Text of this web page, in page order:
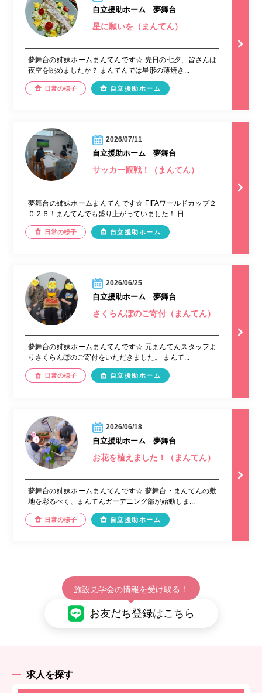
自立援助ホーム 夢舞台
星に願いを（まんてん）
夢舞台の姉妹ホームまんてんです☆ 先日の七夕、皆さんは
夜空を眺めましたか？ まんてんでは星形の薄焼き...
日常の様子 自立援助ホーム
2026/07/11
自立援助ホーム 夢舞台
サッカー観戦！（まんてん）
夢舞台の姉妹ホームまんてんです☆ FIFAワールドカップ２
０２６！まんてんでも盛り上がっていました！ 日...
日常の様子 自立援助ホーム
2026/06/25
自立援助ホーム 夢舞台
さくらんぼのご寄付（まんてん）
夢舞台の姉妹ホームまんてんです☆ 元まんてんスタッフよ
りさくらんぼのご寄付をいただきました。 まんて...
日常の様子 自立援助ホーム
2026/06/18
自立援助ホーム 夢舞台
お花を植えました！（まんてん）
夢舞台の姉妹ホームまんてんです☆ 夢舞台・まんてんの敷
地を彩るべく、まんてんガーデニング部が始動しま...
日常の様子 自立援助ホーム
施設見学会の情報を受け取る！
お友だち登録はこちら
求人を探す